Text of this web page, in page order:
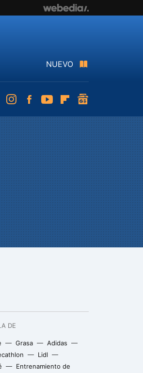
NUEVO
InstagramFacebookYoutubeFlipboard
DE
Grasa
Adidas
Lidl
Entrenamiento de